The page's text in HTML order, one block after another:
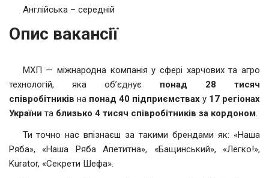
Англійська – середній
Опис вакансії
МХП — міжнародна компанія у сфері харчових та агро
технологій, яка об’єднує понад 28 тисяч
співробітників на понад 40 підприємствах у 17 регіонах
України та близько 4 тисяч співробітників за кордоном.
Ти точно нас впізнаєш за такими брендами як: «Наша
Ряба», «Наша Ряба Апетитна», «Бащинський», «Легко!»,
Kurator, «Секрети Шефа».